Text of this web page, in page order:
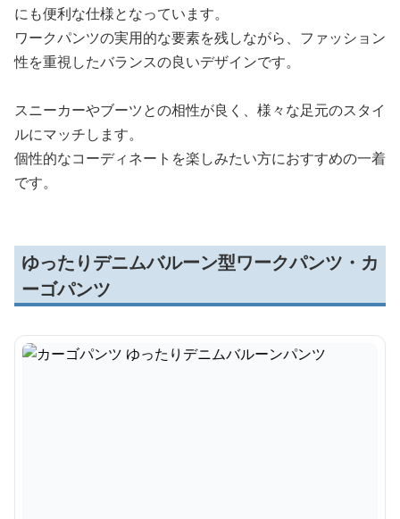
にも便利な仕様となっています。
ワークパンツの実用的な要素を残しながら、ファッション
性を重視したバランスの良いデザインです。
スニーカーやブーツとの相性が良く、様々な足元のスタイ
ルにマッチします。
個性的なコーディネートを楽しみたい方におすすめの一着
です。
ゆったりデニムバルーン型ワークパンツ・カ
ーゴパンツ